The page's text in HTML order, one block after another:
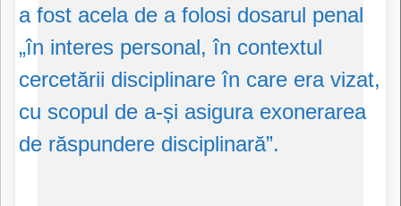
a fost acela de a folosi dosarul penal
„în interes personal, în contextul
cercetării disciplinare în care era vizat,
cu scopul de a-și asigura exonerarea
de răspundere disciplinară”.